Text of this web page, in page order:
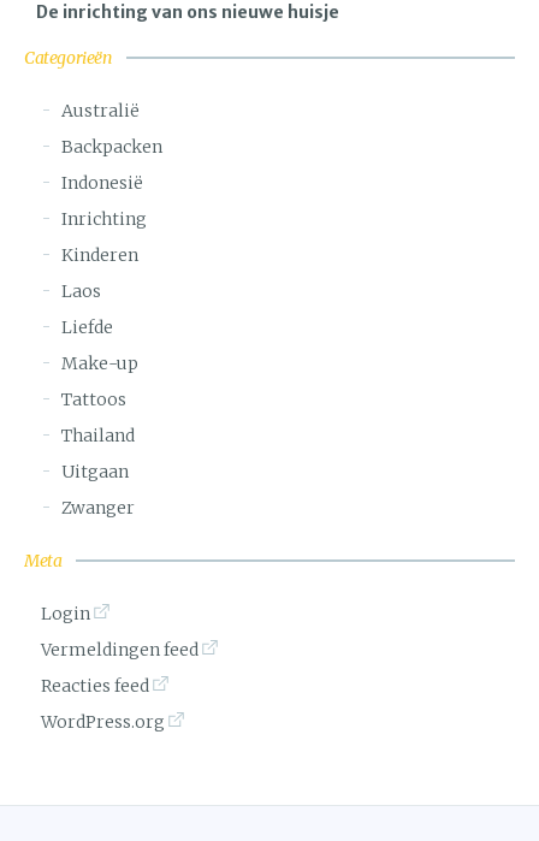
De inrichting van ons nieuwe huisje
Categorieën
Australië
Backpacken
Indonesië
Inrichting
Kinderen
Laos
Liefde
Make-up
Tattoos
Thailand
Uitgaan
Zwanger
Meta
Login
Vermeldingen feed
Reacties feed
WordPress.org